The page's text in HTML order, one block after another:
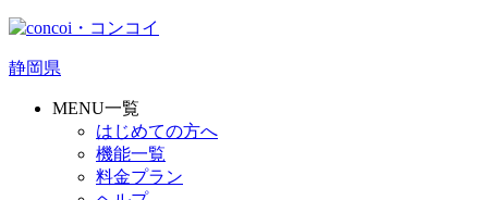
静岡県
MENU一覧
はじめての方へ
機能一覧
料金プラン